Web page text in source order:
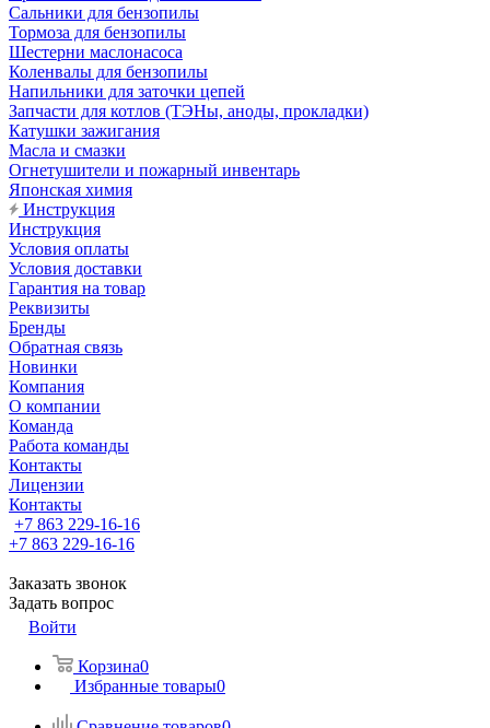
Сальники для бензопилы
Тормоза для бензопилы
Шестерни маслонасоса
Коленвалы для бензопилы
Напильники для заточки цепей
Запчасти для котлов (ТЭНы, аноды, прокладки)
Катушки зажигания
Масла и смазки
Огнетушители и пожарный инвентарь
Японская химия
Инструкция
Инструкция
Условия оплаты
Условия доставки
Гарантия на товар
Реквизиты
Бренды
Обратная связь
Новинки
Компания
О компании
Команда
Работа команды
Контакты
Лицензии
Контакты
+7 863 229-16-16
+7 863 229-16-16
Заказать звонок
Задать вопрос
Войти
Корзина0
Избранные товары0